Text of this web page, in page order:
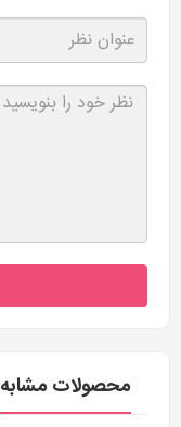
محصولات مشابه